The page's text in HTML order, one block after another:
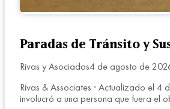
Paradas de Tránsito y
Rivas y Asociados4 de agosto de
Rivas & Associates · Actualizado el
involucró a una persona que fuera el